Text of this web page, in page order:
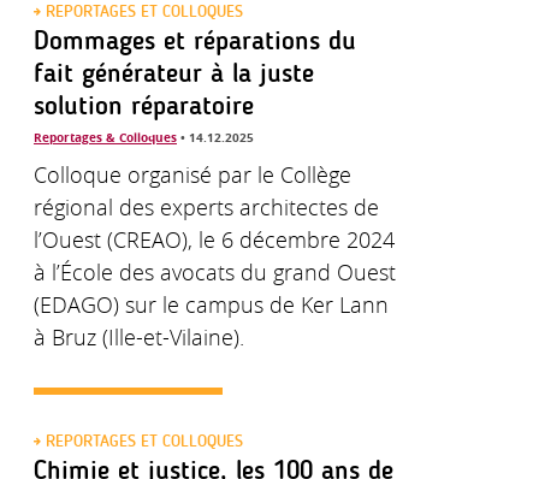
REPORTAGES ET COLLOQUES
Dommages et réparations du
fait générateur à la juste
solution réparatoire
Reportages & Colloques • 14.12.2025
Colloque organisé par le Collège
régional des experts architectes de
l’Ouest (CREAO), le 6 décembre 2024
à l’École des avocats du grand Ouest
(EDAGO) sur le campus de Ker Lann
à Bruz (Ille-et-Vilaine).
REPORTAGES ET COLLOQUES
Chimie et justice, les 100 ans de